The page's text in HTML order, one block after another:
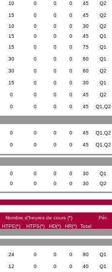
10 0 0 0 45 Q2
15 0 0 0 45 Q2
10 0 0 0 30 Q2
15 0 0 0 45 Q1
15 0 0 0 75 Q1
30 0 0 0 60 Q1
30 0 0 0 60 Q2
15 0 0 0 30 Q1
0 0 0 0 45 Q2
0 0 0 0 45 Q1,Q2
0 0 0 0 45 Q1,Q2
0 0 0 0 45 Q1,Q2
0 0 0 0 30 Q1
0 0 0 0 30 Q2
Nombre d’heures de cours (*) Pér.
HTPE(*) HTPS(*) HD(*) HR(*) Total
24 0 0 0 80 Q1
12 0 0 0 40 Q1